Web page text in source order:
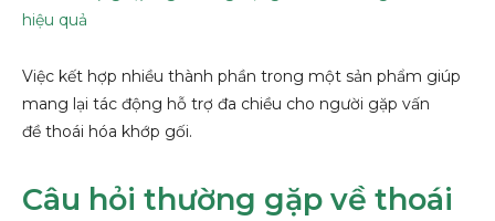
hiệu quả
Việc kết hợp nhiều thành phần trong một sản phẩm giúp
mang lại tác động hỗ trợ đa chiều cho người gặp vấn
đề thoái hóa khớp gối.
Câu hỏi thường gặp về thoái